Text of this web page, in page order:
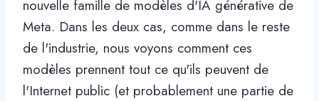
nouvelle famille de modèles d'IA générative de
Meta. Dans les deux cas, comme dans le reste
de l'industrie, nous voyons comment ces
modèles prennent tout ce qu'ils peuvent de
l'Internet public (et probablement une partie de